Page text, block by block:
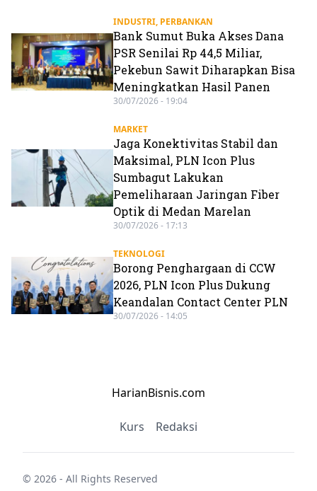
INDUSTRI, PERBANKAN
Bank Sumut Buka Akses Dana
PSR Senilai Rp 44,5 Miliar,
Pekebun Sawit Diharapkan Bisa
Meningkatkan Hasil Panen
30/07/2026 - 19:04
MARKET
Jaga Konektivitas Stabil dan
Maksimal, PLN Icon Plus
Sumbagut Lakukan
Pemeliharaan Jaringan Fiber
Optik di Medan Marelan
30/07/2026 - 17:13
TEKNOLOGI
Borong Penghargaan di CCW
2026, PLN Icon Plus Dukung
Keandalan Contact Center PLN
30/07/2026 - 14:05
HarianBisnis.com
Kurs Redaksi
© 2026 - All Rights Reserved